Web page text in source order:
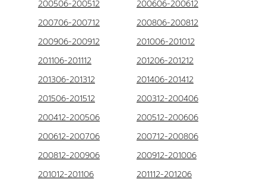
200506-200512
200606-200612
200706-200712
200806-200812
200906-200912
201006-201012
201106-201112
201206-201212
201306-201312
201406-201412
201506-201512
200312-200406
200412-200506
200512-200606
200612-200706
200712-200806
200812-200906
200912-201006
201012-201106
201112-201206